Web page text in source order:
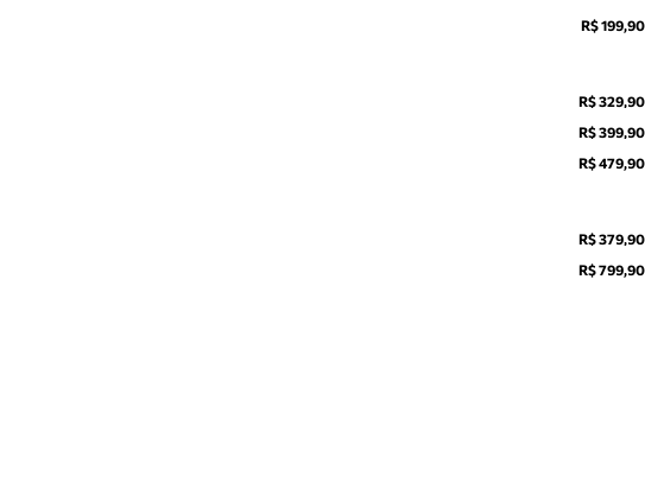
R$ 199,90
R$ 329,90
R$ 399,90
R$ 479,90
R$ 379,90
R$ 799,90